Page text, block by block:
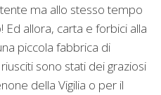
ma allo stesso tempo
allora, carta e forbici alla
piccola fabbrica di
sono stati dei graziosi
della Vigilia o per il